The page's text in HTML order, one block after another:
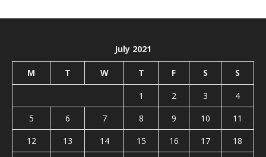
July 2021
M T W T F S S
1 2 3
4
5
6 7 8 9 10
11
12
13 14 15 16 17
18